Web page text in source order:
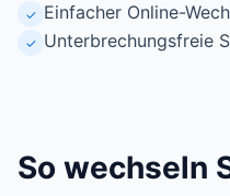
✓ Einfacher Online-
✓ Unterbrechungsfreie
So wechseln